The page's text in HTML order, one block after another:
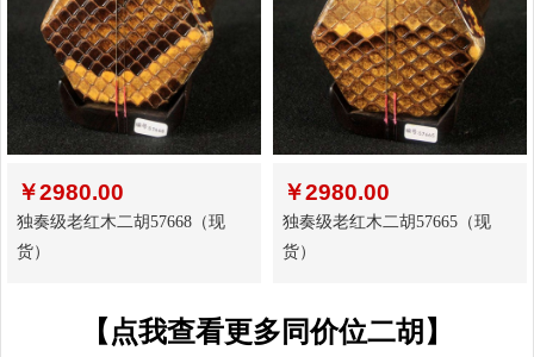
￥2980.00
独奏级老红木二胡57668（现
货）
￥2980.00
独奏级老红木二胡57665（现
货）
【点我查看更多同价位二胡】